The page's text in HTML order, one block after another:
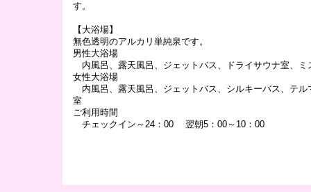
す。
【大浴場】
無色透明のアルカリ単純泉です。
男性大浴場
内風呂、露天風呂、ジェットバス、ドライサウナ室、ミ
女性大浴場
内風呂、露天風呂、ジェットバス、シルキーバス、テル
室
ご利用時間
チェックイン～24：00 翌朝5：00～10：00